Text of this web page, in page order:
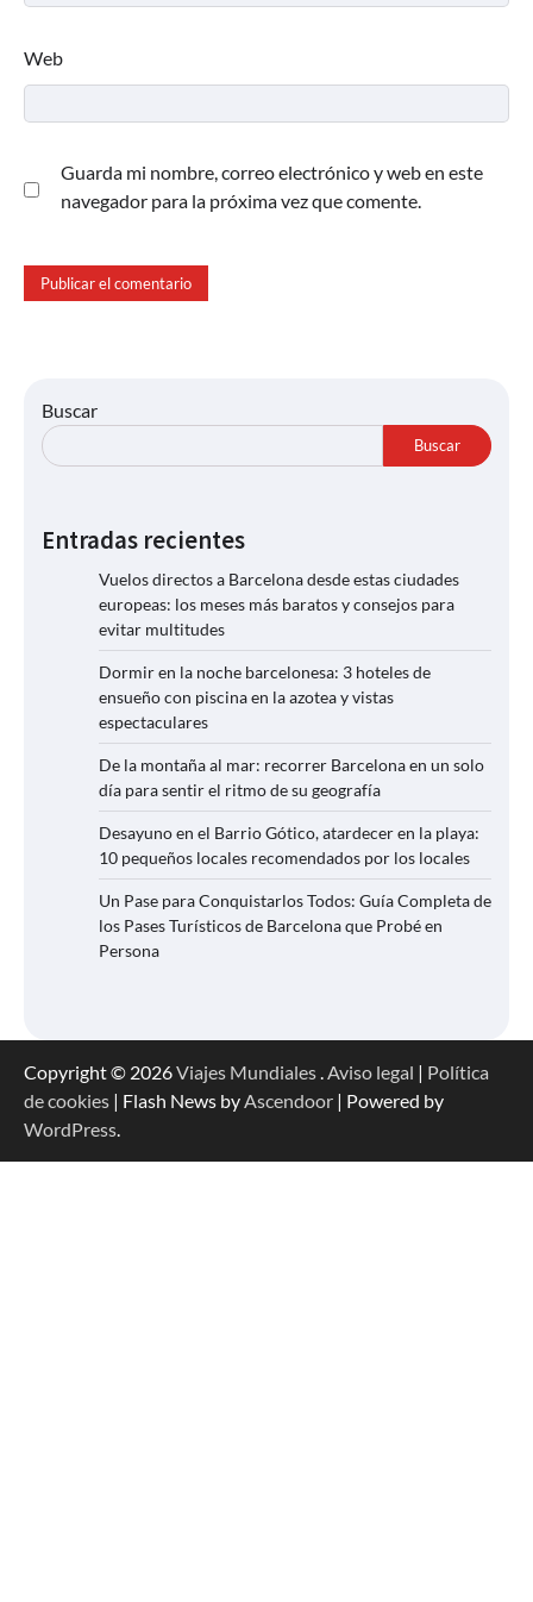
Web
Guarda mi nombre, correo electrónico y web en este
navegador para la próxima vez que comente.
Buscar
Buscar
Entradas recientes
Vuelos directos a Barcelona desde estas ciudades
europeas: los meses más baratos y consejos para
evitar multitudes
Dormir en la noche barcelonesa: 3 hoteles de
ensueño con piscina en la azotea y vistas
espectaculares
De la montaña al mar: recorrer Barcelona en un solo
día para sentir el ritmo de su geografía
Desayuno en el Barrio Gótico, atardecer en la playa:
10 pequeños locales recomendados por los locales
Un Pase para Conquistarlos Todos: Guía Completa de
los Pases Turísticos de Barcelona que Probé en
Persona
Copyright © 2026Viajes Mundiales Aviso legal | Política
de cookies | Flash News by Ascendoor | Powered by
WordPress